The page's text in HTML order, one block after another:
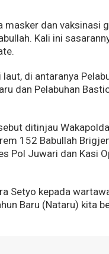
masker dan vaksinasi
Kali ini
di antaranya
dan Pelabuhan
ditinjau
152 Babullah
Pol Juwari dan Kasi
Setyo kepada
Baru (Nataru) kita